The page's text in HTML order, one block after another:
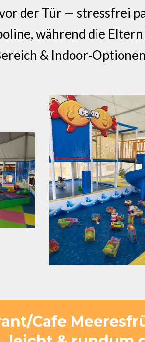
der Tür — stressfrei
während die
& Indoor-Optionen
Cafe